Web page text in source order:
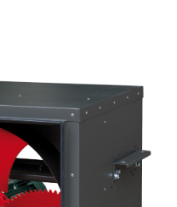
and electrical
need